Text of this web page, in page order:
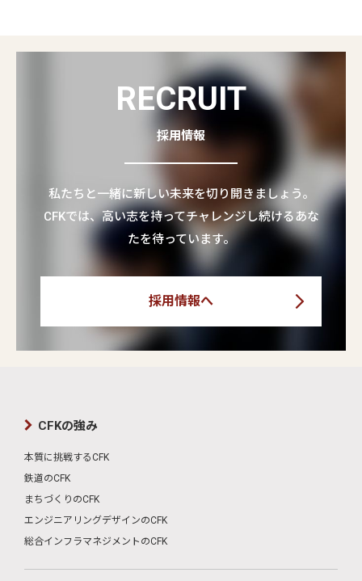
RECRUIT
採用情報
私たちと一緒に新しい未来を切り開きましょう。
CFKでは、高い志を持ってチャレンジし続けるあな
たを待っています。
採用情報へ
CFKの強み
本質に挑戦するCFK
鉄道のCFK
まちづくりのCFK
エンジニアリングデザインのCFK
総合インフラマネジメントのCFK